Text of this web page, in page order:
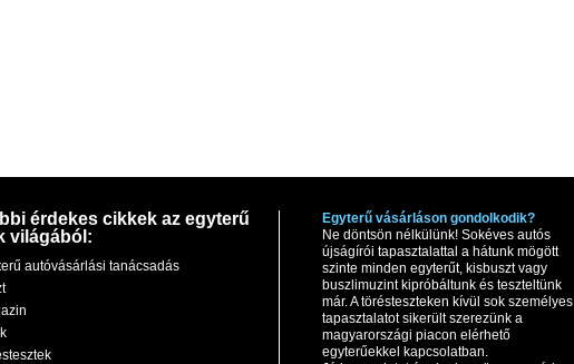
érdekes cikkek az egyterű
világából:
autóvásárlási tanácsadás
Egyterű vásárláson gondolkodik?
Ne döntsön nélkülünk! Sokéves autós
újságírói tapasztalattal a hátunk mögött
szinte minden egyterűt, kisbuszt vagy
buszlimuzint kipróbáltunk és teszteltünk
már. A törésteszteken kívül sok személyes
tapasztalatot sikerült szerezünk a
magyarországi piacon elérhető
egyterűekkel kapcsolatban.